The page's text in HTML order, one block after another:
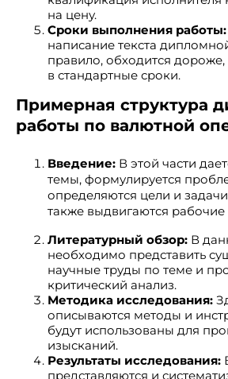
на цену.
Сроки выполнения работы:
написание текста
правило, обходится
в стандартные сроки.
Примерная структура
работы по валютной
Введение: В этой части
темы, формулируется
определяются цели и
также выдвигаются рабочие
Литературный обзор: В
необходимо представить
научные труды по теме и
критический анализ.
Методика исследования:
описываются методы и
будут использованы для
изысканий.
Результаты исследования:
представляются и